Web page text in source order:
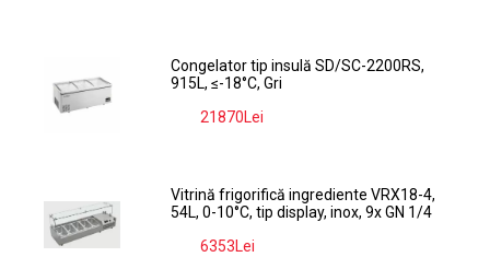
Congelator tip insulă SD/SC-2200RS,
915L, ≤-18°C, Gri
21870Lei
Vitrină frigorifică ingrediente VRX18-4,
54L, 0-10°C, tip display, inox, 9x GN 1/4
6353Lei